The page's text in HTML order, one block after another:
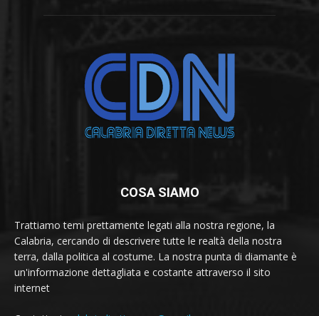
COSA SIAMO
Trattiamo temi prettamente legati alla nostra regione, la
Calabria, cercando di descrivere tutte le realtà della nostra
terra, dalla politica al costume. La nostra punta di diamante è
un'informazione dettagliata e costante attraverso il sito
internet